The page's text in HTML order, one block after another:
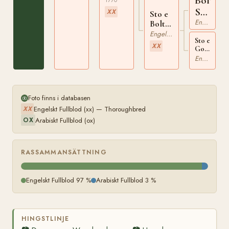
XX
Sto e
Bolton
Starling
xx
Engelskt Fullblod
XX
xxEngelskt Fullblod
Sto e
Godolphin
Arabian
Engelskt Fullblod
Foto finns i databasen
XX Engelskt Fullblod (xx) — Thoroughbred
OX Arabiskt Fullblod (ox)
RASSAMMANSÄTTNING
Engelskt Fullblod 97 % Arabiskt Fullblod 3 %
HINGSTLINJE